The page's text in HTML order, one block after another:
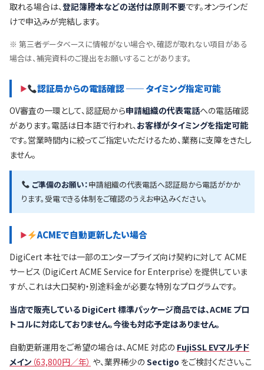
取れる場合は、登記簿謄本などの送付は原則不要です。オンラインだ
けで申込みが完結します。
※ 第三者データベースに情報がない場合や、確認が取れない項目がある
場合は、補完資料のご提出をお願いすることがあります。
認証局からの電話確認 ── タイミング指定可能
OV審査の一環として、認証局から申請組織の代表電話への電話確認
があります。電話は日本語で行われ、お客様がタイミングを指定可能
です。営業時間内に絞ってご指定いただけるため、業務に支障をきたし
ません。
ご準備のお願い：申請組織の代表電話へ認証局から電話がかか
ります。受電できる体制をご確認のうえお申込みください。
ACMEで自動更新したい場合
DigiCert 本社では一部のエンタープライズ向け契約に対して ACME
サービス（DigiCert ACME Service for Enterprise）を提供していま
すが、これは大口契約・別途料金が必要な特別なプログラムです。
当店で販売している DigiCert 標準パッケージ商品では、ACME プロ
トコルに対応しておりません。今後も対応予定はありません。
自動更新運用をご希望の場合は、ACME 対応の FujiSSL EVマルチド
メイン （63,800円／年） や、業界稀少のSectigo をご検討ください。こ